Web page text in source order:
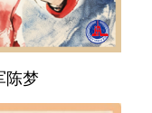
陈梦